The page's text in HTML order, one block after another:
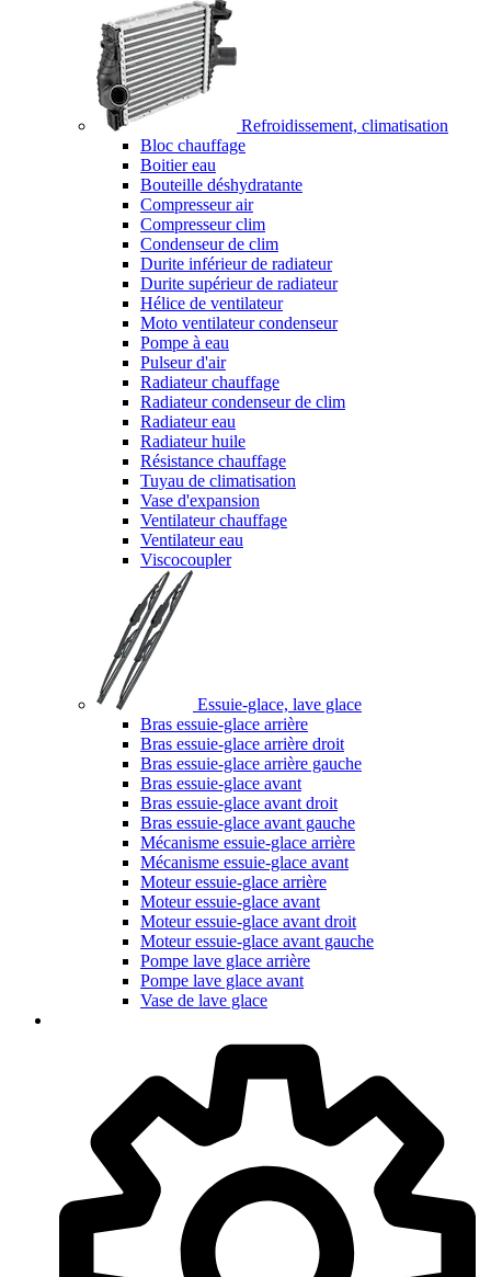
Refroidissement, climatisation
Bloc chauffage
Boitier eau
Bouteille déshydratante
Compresseur air
Compresseur clim
Condenseur de clim
Durite inférieur de radiateur
Durite supérieur de radiateur
Hélice de ventilateur
Moto ventilateur condenseur
Pompe à eau
Pulseur d'air
Radiateur chauffage
Radiateur condenseur de clim
Radiateur eau
Radiateur huile
Résistance chauffage
Tuyau de climatisation
Vase d'expansion
Ventilateur chauffage
Ventilateur eau
Viscocoupler
Essuie-glace, lave glace
Bras essuie-glace arrière
Bras essuie-glace arrière droit
Bras essuie-glace arrière gauche
Bras essuie-glace avant
Bras essuie-glace avant droit
Bras essuie-glace avant gauche
Mécanisme essuie-glace arrière
Mécanisme essuie-glace avant
Moteur essuie-glace arrière
Moteur essuie-glace avant
Moteur essuie-glace avant droit
Moteur essuie-glace avant gauche
Pompe lave glace arrière
Pompe lave glace avant
Vase de lave glace